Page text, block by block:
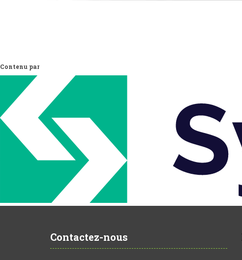
Contenu par
Contactez-nous